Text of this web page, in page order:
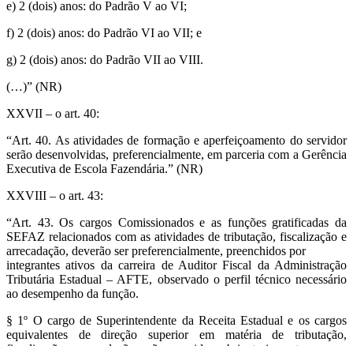
e) 2 (dois) anos: do Padrão V ao VI;
f) 2 (dois) anos: do Padrão VI ao VII; e
g) 2 (dois) anos: do Padrão VII ao VIII.
(…)” (NR)
XXVII – o art. 40:
“Art. 40. As atividades de formação e aperfeiçoamento do servidor
serão desenvolvidas, preferencialmente, em parceria com a Gerência
Executiva de Escola Fazendária.” (NR)
XXVIII – o art. 43:
“Art. 43. Os cargos Comissionados e as funções gratificadas da
SEFAZ relacionados com as atividades de tributação, fiscalização e
arrecadação, deverão ser preferencialmente, preenchidos por
integrantes ativos da carreira de Auditor Fiscal da Administração
Tributária Estadual – AFTE, observado o perfil técnico necessário
ao desempenho da função.
§ 1º O cargo de Superintendente da Receita Estadual e os cargos
equivalentes de direção superior em matéria de tributação,